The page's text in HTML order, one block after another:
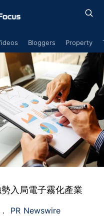
Bloggers Property
入局電子霧化產業
PR Newswire